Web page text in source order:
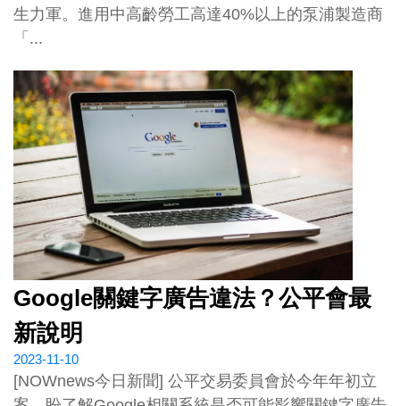
生力軍。進用中高齡勞工高達40%以上的泵浦製造商
「...
Google關鍵字廣告違法？公平會最
新說明
2023-11-10
[NOWnews今日新聞] 公平交易委員會於今年年初立